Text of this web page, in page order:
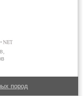
пород